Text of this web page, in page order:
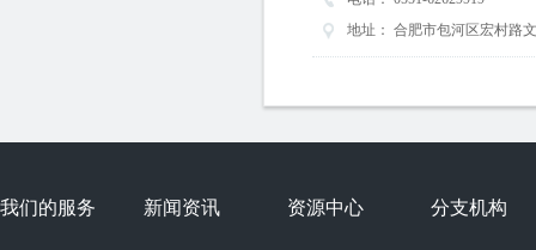
地址： 合肥市包河区宏村路
我们的服务 新闻资讯 资源中心 分支机构